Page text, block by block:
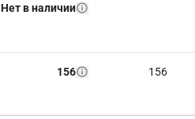
Нет в наличии
156 156